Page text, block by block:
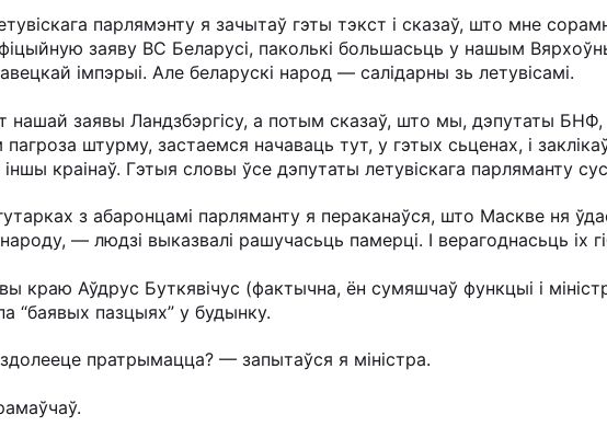
парлямэнту я зачытаў гэты тэкст і сказаў, што мне
заяву ВС Беларусі, паколькі большасьць у нашым
імпэрыі. Але беларускі народ — салідарны зь летувісамі.
нашай заявы Ландзбэргісу, а потым сказаў, што мы, дэпутаты
штурму, застаемся начаваць тут, у гэтых сьценах, і
краінаў. Гэтыя словы ўсе дэпутаты летувіскага парляманту
з абаронцамі парляманту я пераканаўся, што Маскве ня
— людзі выказвалі рашучасьць памерці. І верагоднасьць іх
краю Аўдрус Буткявічус (фактычна, ён сумяшчаў функцыі і
“баявых пазцыях” у будынку.
пратрымацца? — запытаўся я міністра.